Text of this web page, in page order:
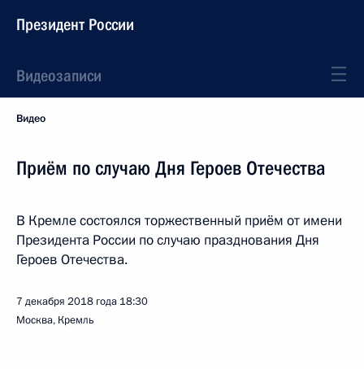
Президент России
Видеозаписи
Видео
Приём по случаю Дня Героев Отечества
В Кремле состоялся торжественный приём от имени
Президента России по случаю празднования Дня
Героев Отечества.
7 декабря 2018 года 18:30
Москва, Кремль